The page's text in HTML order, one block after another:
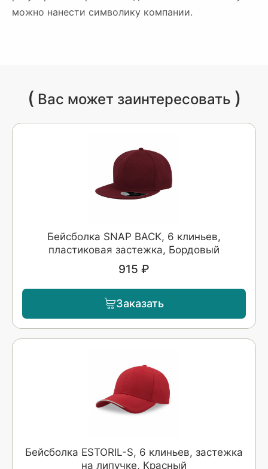
можно нанести символику компании.
( Вас может заинтересовать )
Бейсболка SNAP BACK, 6 клиньев,
пластиковая застежка, Бордовый
915 ₽
Заказать
Бейсболка ESTORIL-S, 6 клиньев, застежка
на липучке, Красный